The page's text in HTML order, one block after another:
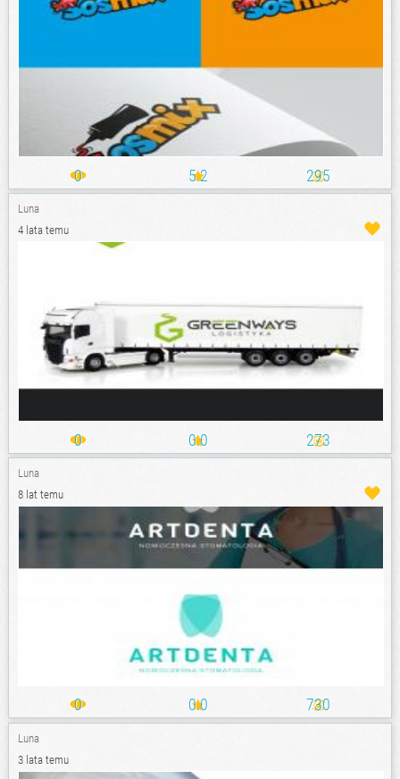
0 5.2 295
Luna
4 lata temu
0 0.0 273
Luna
8 lat temu
0 0.0 730
Luna
3 lata temu